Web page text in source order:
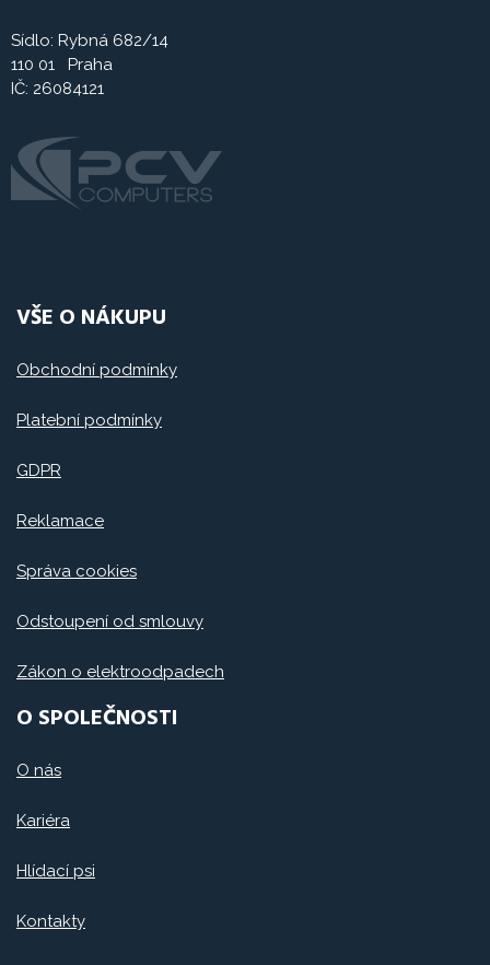
Sídlo: Rybná 682/14
110 01 Praha
IČ: 26084121
VŠE O NÁKUPU
Obchodní podmínky
Platební podmínky
GDPR
Reklamace
Správa cookies
Odstoupení od smlouvy
Zákon o elektroodpadech
O SPOLEČNOSTI
O nás
Kariéra
Hlídací psi
Kontakty